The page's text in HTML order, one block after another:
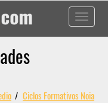
Toggle
Ciclos Formativos Noia